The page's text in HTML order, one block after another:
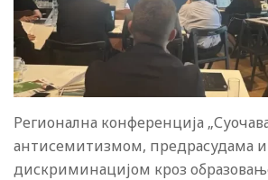
Регионална конференција
антисемитизмом, предрасудама и
дискриминацијом кроз